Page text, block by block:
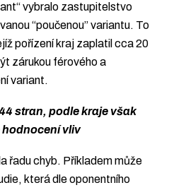
vybralo zastupitelstvo
“poučenou” variantu. To
pořízení kraj zaplatil cca 20
zárukou férového a
variant.
stran, podle kraje však
hodnocení vliv
řadu chyb. Příkladem může
která dle oponentního